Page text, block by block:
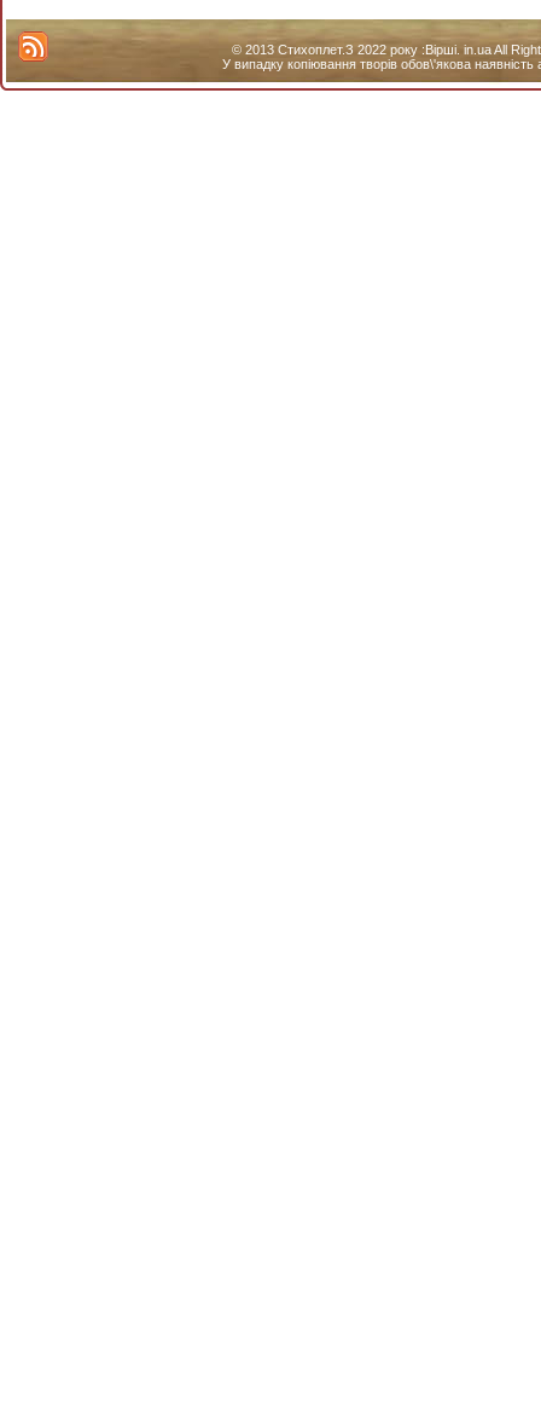
© 2013 Стихоплет.З 2022 року :Вірші. in.ua All
У випадку копіювання творів обов\'якова наявність